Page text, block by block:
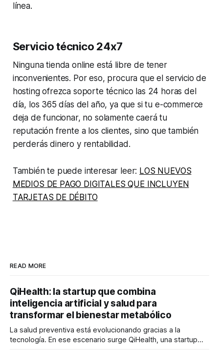
línea.
Servicio técnico 24x7
Ninguna tienda online está libre de tener
inconvenientes. Por eso, procura que el servicio de
hosting ofrezca soporte técnico las 24 horas del
día, los 365 días del año, ya que si tu e-commerce
deja de funcionar, no solamente caerá tu
reputación frente a los clientes, sino que también
perderás dinero y rentabilidad.
También te puede interesar leer: LOS NUEVOS
MEDIOS DE PAGO DIGITALES QUE INCLUYEN
TARJETAS DE DÉBITO
READ MORE
QiHealth: la startup que combina
inteligencia artificial y salud para
transformar el bienestar metabólico
La salud preventiva está evolucionando gracias a la
tecnología. En ese escenario surge QiHealth, una startup